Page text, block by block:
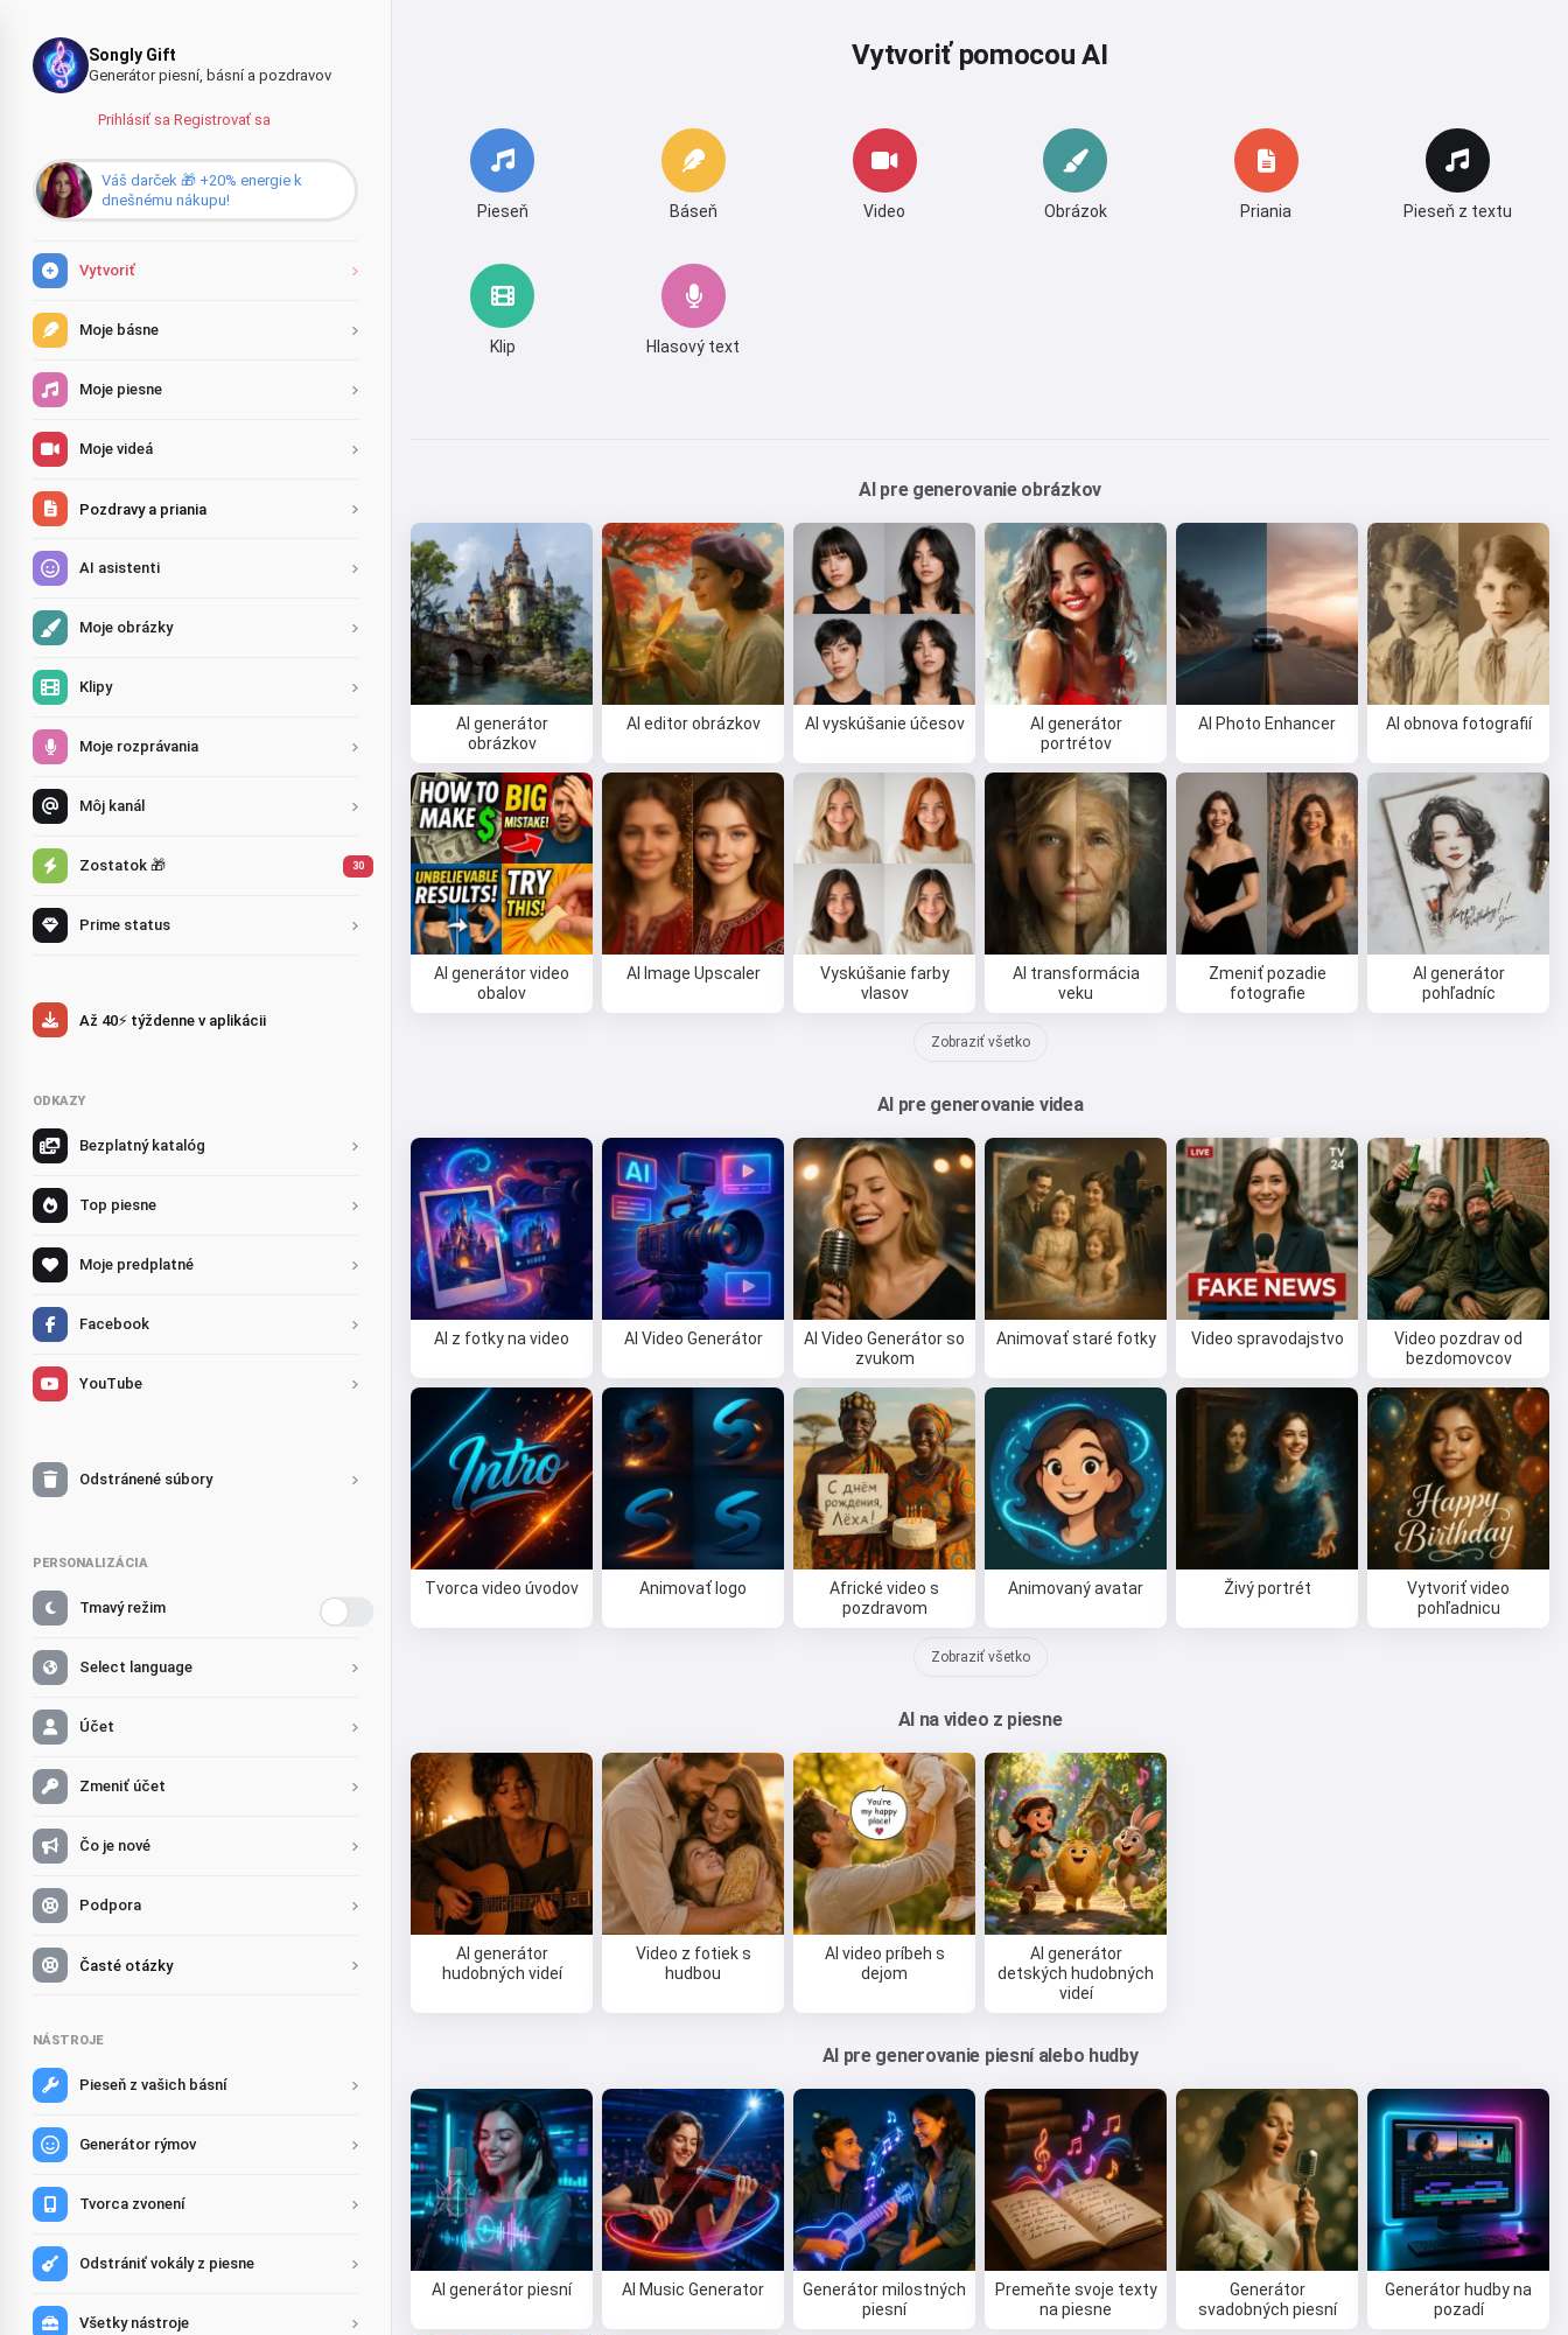
Songly Gift
Generátor piesní, básní a pozdravov
Prihlásiť sa·Registrovať sa
Váš darček 🎁 +20% energie k
dnešnému nákupu!
Vytvoriť
Moje básne
Moje piesne
Moje videá
Pozdravy a priania
AI asistenti
Moje obrázky
Klipy
Moje rozprávania
Môj kanál
Zostatok 🎁 30
Prime status
Až 40⚡ týždenne v aplikácii
ODKAZY
Bezplatný katalóg
Top piesne
Moje predplatné
Facebook
YouTube
Odstránené súbory
PERSONALIZÁCIA
Tmavý režim
Select language
Účet
Zmeniť účet
Čo je nové
Podpora
Časté otázky
NÁSTROJE
Pieseň z vašich básní
Generátor rýmov
Tvorca zvonení
Odstrániť vokály z piesne
Všetky nástroje
Vytvoriť pomocou AI
Pieseň Báseň Video Obrázok Priania Pieseň z textu
Klip Hlasový text
AI pre generovanie obrázkov
AI generátor
obrázkov
AI editor obrázkov AI vyskúšanie účesov
AI generátor
portrétov
AI Photo Enhancer AI obnova fotografií
AI generátor video
obalov
AI Image Upscaler
Vyskúšanie farby
vlasov
AI transformácia
veku
Zmeniť pozadie
fotografie
AI generátor
pohľadníc
Zobraziť všetko
AI pre generovanie videa
AI z fotky na video AI Video Generátor
AI Video Generátor so
zvukom
Animovať staré fotky Video spravodajstvo
Video pozdrav od
bezdomovcov
Tvorca video úvodov Animovať logo
Africké video s
pozdravom
Animovaný avatar Živý portrét
Vytvoriť video
pohľadnicu
Zobraziť všetko
AI na video z piesne
AI generátor
hudobných videí
Video z fotiek s
hudbou
AI video príbeh s
dejom
AI generátor
detských hudobných
videí
AI pre generovanie piesní alebo hudby
AI generátor piesní AI Music Generator
Generátor milostných
piesní
Premeňte svoje texty
na piesne
Generátor
svadobných piesní
Generátor hudby na
pozadí